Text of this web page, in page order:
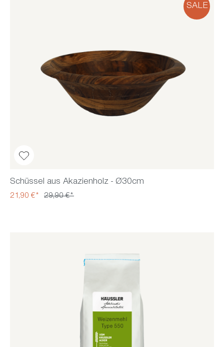
SALE
Schüssel aus Akazienholz - Ø30cm
21,90 €* 29,90 €*